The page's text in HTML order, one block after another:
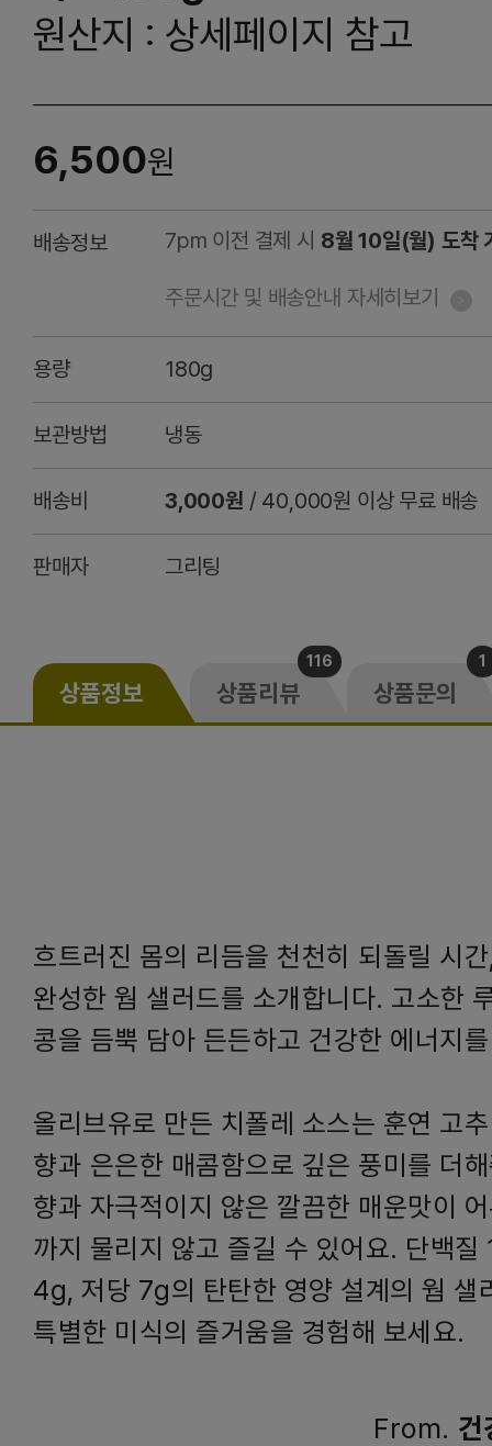
원산지 : 상세페이지 참고
6,500원
배송정보 7pm 이전 결제 시 8월 10일(월) 도착
주문시간 및 배송안내 자세히보기
용량 180g
보관방법 냉동
배송비 3,000원 / 40,000원 이상 무료 배송
판매자 그리팅
상품정보 상품리뷰
116
상품문의
1
흐트러진 몸의 리듬을 천천히 되돌릴 시
완성한 웜 샐러드를 소개합니다. 고소한
콩을 듬뿍 담아 든든하고 건강한 에너지
올리브유로 만든 치폴레 소스는 훈연 고
향과 은은한 매콤함으로 깊은 풍미를 더
향과 자극적이지 않은 깔끔한 매운맛이
까지 물리지 않고 즐길 수 있어요. 단백질
4g, 저당 7g의 탄탄한 영양 설계의 웜 샐
특별한 미식의 즐거움을 경험해 보세요.
From. 건